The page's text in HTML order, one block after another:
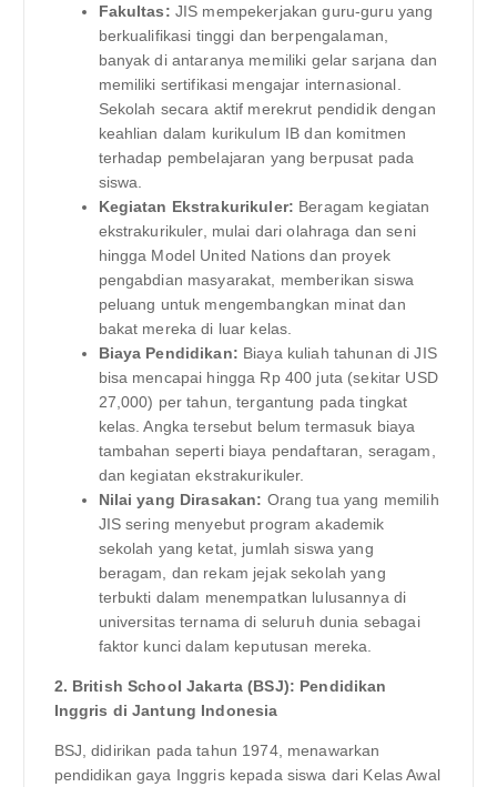
Fakultas: JIS mempekerjakan guru-guru yang
berkualifikasi tinggi dan berpengalaman,
banyak di antaranya memiliki gelar sarjana dan
memiliki sertifikasi mengajar internasional.
Sekolah secara aktif merekrut pendidik dengan
keahlian dalam kurikulum IB dan komitmen
terhadap pembelajaran yang berpusat pada
siswa.
Kegiatan Ekstrakurikuler: Beragam kegiatan
ekstrakurikuler, mulai dari olahraga dan seni
hingga Model United Nations dan proyek
pengabdian masyarakat, memberikan siswa
peluang untuk mengembangkan minat dan
bakat mereka di luar kelas.
Biaya Pendidikan: Biaya kuliah tahunan di JIS
bisa mencapai hingga Rp 400 juta (sekitar USD
27,000) per tahun, tergantung pada tingkat
kelas. Angka tersebut belum termasuk biaya
tambahan seperti biaya pendaftaran, seragam,
dan kegiatan ekstrakurikuler.
Nilai yang Dirasakan: Orang tua yang memilih
JIS sering menyebut program akademik
sekolah yang ketat, jumlah siswa yang
beragam, dan rekam jejak sekolah yang
terbukti dalam menempatkan lulusannya di
universitas ternama di seluruh dunia sebagai
faktor kunci dalam keputusan mereka.
2. British School Jakarta (BSJ): Pendidikan
Inggris di Jantung Indonesia
BSJ, didirikan pada tahun 1974, menawarkan
pendidikan gaya Inggris kepada siswa dari Kelas Awal